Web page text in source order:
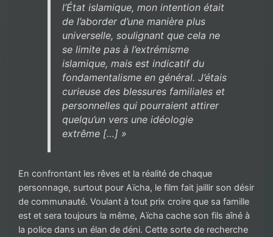
l’État islamique, mon intention était
de l’aborder d’une manière plus
universelle, soulignant que cela ne
se limite pas à l’extrémisme
islamique, mais est indicatif du
fondamentalisme en général. J’étais
curieuse des blessures familiales et
personnelles qui pourraient attirer
quelqu’un vers une idéologie
extrême […] »
En confrontant les rêves et la réalité de chaque
personnage, surtout pour Aïcha, le film fait jaillir son désir
de communauté. Voulant à tout prix croire que sa famille
est et sera toujours la même, Aïcha cache son fils aîné à
la police dans un élan de déni. Cette sorte de recherche